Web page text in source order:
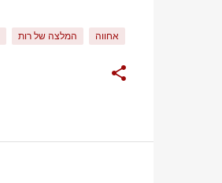
אחווה המלצה של רות